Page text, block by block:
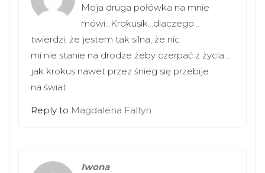
Moja druga połówka na mnie
mówi…Krokusik…dlaczego…
twierdzi, że jestem tak silna, że nic
mi nie stanie na drodze żeby czerpać z życia …
jak krokus nawet przez śnieg się przebije
na świat
Reply to Magdalena Faltyn
Iwona